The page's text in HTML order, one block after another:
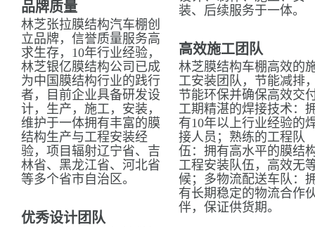
品牌质量
林芝张拉膜结构汽车棚创
立品牌，信誉质量服务高
求生存，10年行业经验，
林芝银亿膜结构公司已成
为中国膜结构行业的践行
者，目前企业具备研发设
计，生产，施工，安装，
维护于一体拥有丰富的膜
结构生产与工程安装经
验，项目辐射辽宁省、吉
林省、黑龙江省、河北省
等多个省市自治区。
优秀设计团队
装、后续服务于一体。
高效施工团队
林芝膜结构车棚高效的
工安装团队，节能减排
节能环保并确保高效交
工期精湛的焊接技术：
有10年以上行业经验的
接人员；熟练的工程队
伍：拥有高水平的膜结
工程安装队伍，高效无
候；多物流配送车队：
有长期稳定的物流合作
伴，保证供货期。